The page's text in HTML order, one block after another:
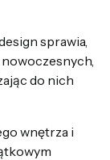
sprawia,
do nich
wnętrza i